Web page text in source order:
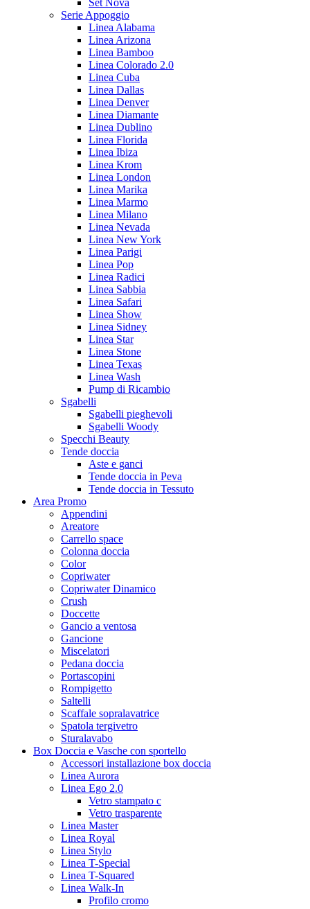
Set Nova
Serie Appoggio
Linea Alabama
Linea Arizona
Linea Bamboo
Linea Colorado 2.0
Linea Cuba
Linea Dallas
Linea Denver
Linea Diamante
Linea Dublino
Linea Florida
Linea Ibiza
Linea Krom
Linea London
Linea Marika
Linea Marmo
Linea Milano
Linea Nevada
Linea New York
Linea Parigi
Linea Pop
Linea Radici
Linea Sabbia
Linea Safari
Linea Show
Linea Sidney
Linea Star
Linea Stone
Linea Texas
Linea Wash
Pump di Ricambio
Sgabelli
Sgabelli pieghevoli
Sgabelli Woody
Specchi Beauty
Tende doccia
Aste e ganci
Tende doccia in Peva
Tende doccia in Tessuto
Area Promo
Appendini
Areatore
Carrello space
Colonna doccia
Color
Copriwater
Copriwater Dinamico
Crush
Doccette
Gancio a ventosa
Gancione
Miscelatori
Pedana doccia
Portascopini
Rompigetto
Saltelli
Scaffale sopralavatrice
Spatola tergivetro
Sturalavabo
Box Doccia e Vasche con sportello
Accessori installazione box doccia
Linea Aurora
Linea Ego 2.0
Vetro stampato c
Vetro trasparente
Linea Master
Linea Royal
Linea Stylo
Linea T-Special
Linea T-Squared
Linea Walk-In
Profilo cromo